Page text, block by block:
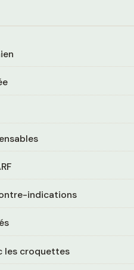
indications
les croquettes